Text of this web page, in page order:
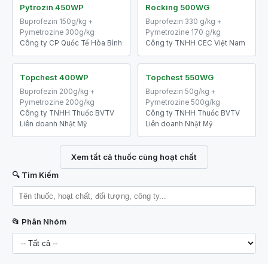
Pytrozin 450WP
Buprofezin 150g/kg +
Pymetrozine 300g/kg
Công ty CP Quốc Tế Hòa Bình
Rocking 500WG
Buprofezin 330 g/kg +
Pymetrozine 170 g/kg
Công ty TNHH CEC Việt Nam
Topchest 400WP
Buprofezin 200g/kg +
Pymetrozine 200g/kg
Công ty TNHH Thuốc BVTV
Liên doanh Nhật Mỹ
Topchest 550WG
Buprofezin 50g/kg +
Pymetrozine 500g/kg
Công ty TNHH Thuốc BVTV
Liên doanh Nhật Mỹ
Xem tất cả thuốc cùng hoạt chất
🔍 Tìm Kiếm
📂 Phân Nhóm